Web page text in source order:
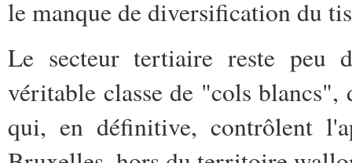
le manque de diversification du
Le secteur tertiaire reste peu
véritable classe de "cols
qui, en définitive, contrôlent